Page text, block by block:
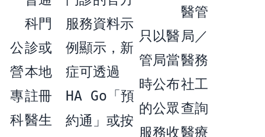
公
營
專
科
科門
診或
本地
註冊
醫生
服務資料示
例顯示，新
症可透過
HA Go 「預
約通」或按
只以醫
管局當
時公布
的公眾
服務收
醫管
局／
醫務
社工
查詢
醫療